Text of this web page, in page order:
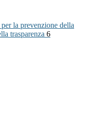
la prevenzione della
trasparenza 6